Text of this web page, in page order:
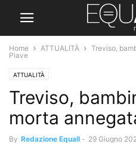
Home ATTUALITÀ
Treviso,
Piave
ATTUALITÀ
Treviso,
morta
By Redazione Equall - 29 Giugno